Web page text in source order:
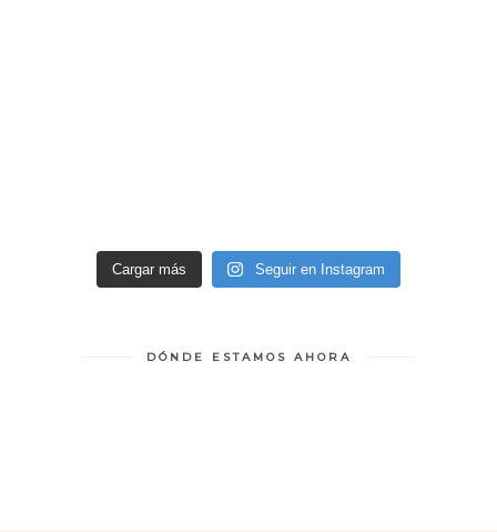
Cargar más Seguir en Instagram
DÓNDE ESTAMOS AHORA